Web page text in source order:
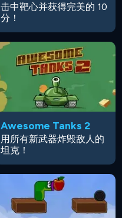
击中靶心并获得完美的 10
分！
Awesome Tanks 2
用所有新武器炸毁敌人的
坦克！